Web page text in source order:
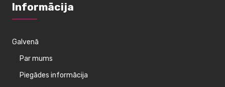
Informācija
Galvenā
Par mums
Piegādes informācija